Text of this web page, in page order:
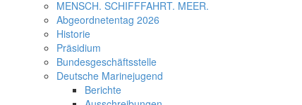
MENSCH. SCHIFFFAHRT. MEER.
Abgeordnetentag 2026
Historie
Präsidium
Bundesgeschäftsstelle
Deutsche Marinejugend
Berichte